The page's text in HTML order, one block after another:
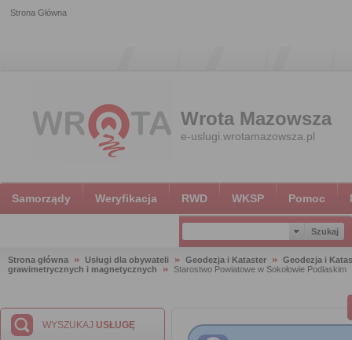
Strona Główna
Wrota Mazowsza
e-uslugi.wrotamazowsza.pl
Samorządy Weryfikacja RWD WKSP Pomoc
Strona główna Usługi dla obywateli Geodezja i Kataster
Geodezja i
grawimetrycznych i magnetycznych
Starostwo Powiatowe w Sokołowie Podlaskim
WYSZUKAJ USŁUGĘ